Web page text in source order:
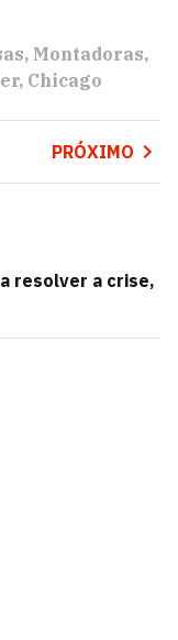
Montadoras
Chicago
PRÓXIMO
resolver a crise,